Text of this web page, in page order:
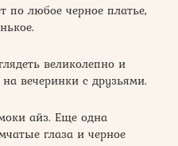
по любое черное платье,
великолепно и
вечеринки с друзьями.
айз. Еще одна
глаза и черное